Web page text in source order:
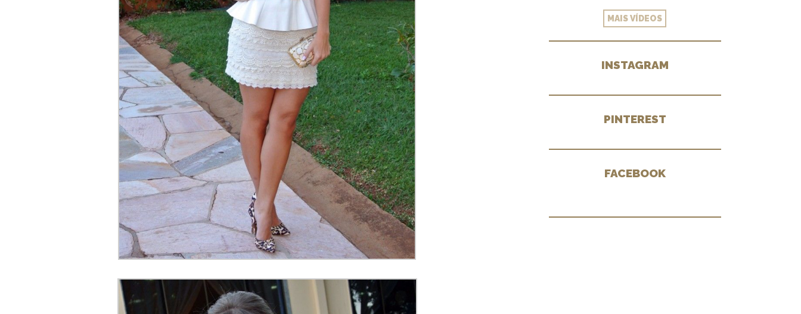
MAIS VÍDEOS
INSTAGRAM
PINTEREST
FACEBOOK